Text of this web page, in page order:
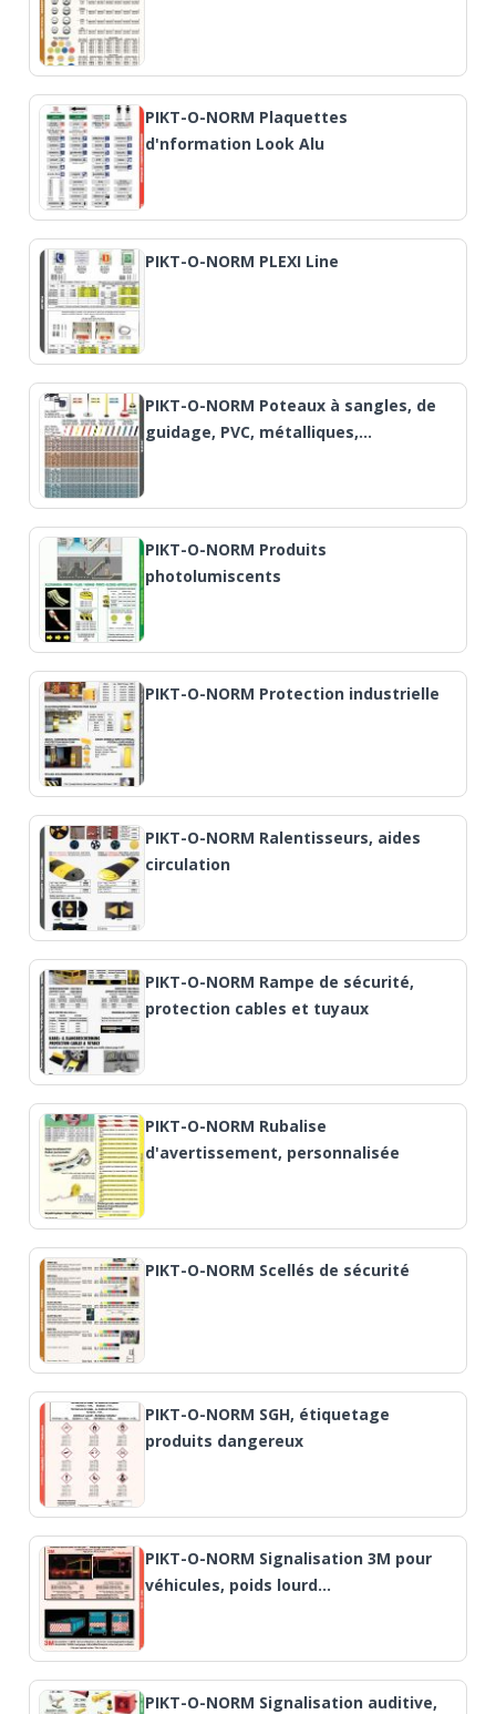
PIKT-O-NORM Plaquettes
d'nformation Look Alu
PIKT-O-NORM PLEXI Line
PIKT-O-NORM Poteaux à sangles, de
guidage, PVC, métalliques,…
PIKT-O-NORM Produits
photolumiscents
PIKT-O-NORM Protection industrielle
PIKT-O-NORM Ralentisseurs, aides
circulation
PIKT-O-NORM Rampe de sécurité,
protection cables et tuyaux
PIKT-O-NORM Rubalise
d'avertissement, personnalisée
PIKT-O-NORM Scellés de sécurité
PIKT-O-NORM SGH, étiquetage
produits dangereux
PIKT-O-NORM Signalisation 3M pour
véhicules, poids lourd…
PIKT-O-NORM Signalisation auditive,